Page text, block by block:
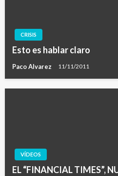
CRISIS
Esto es hablar claro
Paco Alvarez 11/11/2011
VÍDEOS
EL “FINANCIAL TIMES”,